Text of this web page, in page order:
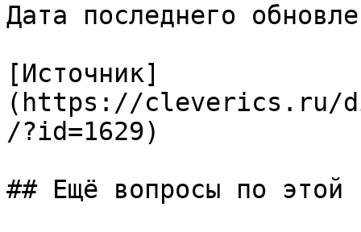
Дата последнего
[Источник]
(https://cleverics.ru/
/?id=1629)
## Ещё вопросы по этой